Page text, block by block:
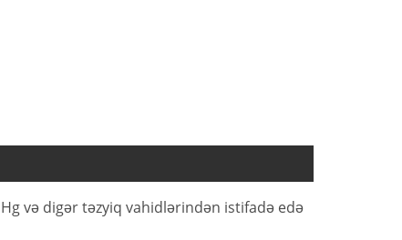
və digər təzyiq vahidlərindən istifadə edə